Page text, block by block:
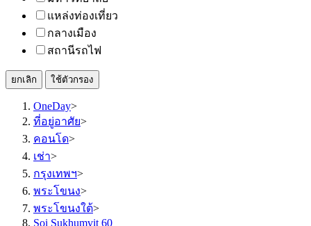
แหล่งท่องเที่ยว
กลางเมือง
สถานีรถไฟ
ยกเลิก ใช้ตัวกรอง
OneDay>
ที่อยู่อาศัย>
คอนโด>
เช่า>
กรุงเทพฯ>
พระโขนง>
พระโขนงใต้>
Soi Sukhumvit 60